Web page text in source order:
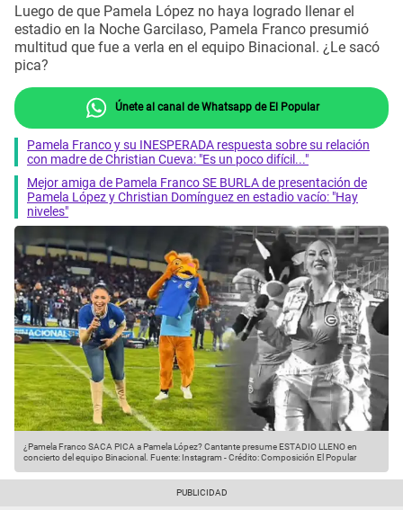
Luego de que Pamela López no haya logrado llenar el
estadio en la Noche Garcilaso, Pamela Franco presumió
multitud que fue a verla en el equipo Binacional. ¿Le sacó
pica?
Únete al canal de Whatsapp de El Popular
Pamela Franco y su INESPERADA respuesta sobre su relación
con madre de Christian Cueva: "Es un poco difícil..."
Mejor amiga de Pamela Franco SE BURLA de presentación de
Pamela López y Christian Domínguez en estadio vacío: "Hay
niveles"
¿Pamela Franco SACA PICA a Pamela López? Cantante presume ESTADIO LLENO en
concierto del equipo Binacional. Fuente: Instagram -Crédito: Composición El Popular